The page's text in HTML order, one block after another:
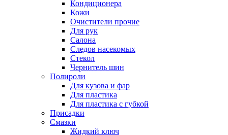
Кондиционера
Кожи
Очистители прочие
Для рук
Салона
Следов насекомых
Стекол
Чернитель шин
Полироли
Для кузова и фар
Для пластика
Для пластика с губкой
Присадки
Смазки
Жидкий ключ